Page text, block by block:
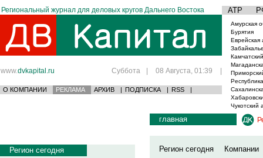
Региональный журнал для деловых кругов Дальнего Востока АТР
www.dvkapital.ru Суббота | 08 Августа, 01:39 |
О КОМПАНИИ РЕКЛАМА АРХИВ | ПОДПИСКА | RSS |
Амурская
Бурятия
Еврейская
Чукотский
Регион сегодня
главная
Регион сегодня
Компании